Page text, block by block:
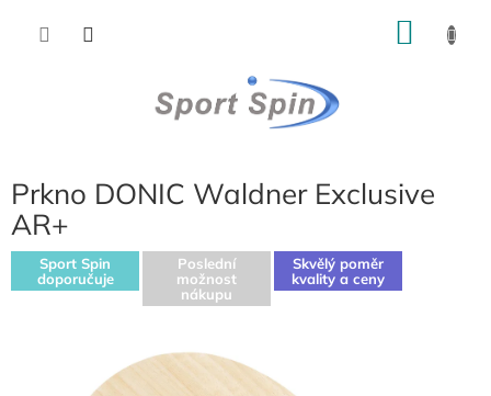
Prkno DONIC Waldner Exclusive
AR+
Sport Spin
doporučuje
Poslední
možnost
nákupu
Skvělý poměr
kvality a ceny